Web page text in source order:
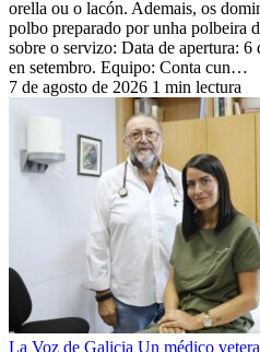
orella ou o lacón. Ademais, os
polbo preparado por unha polbeira
sobre o servizo: Data de apertura:
en setembro. Equipo: Conta cun…
7 de agosto de 2026 1 min lectura
La Voz de Galicia Un médico